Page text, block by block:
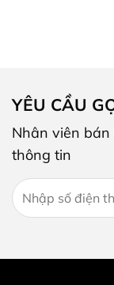
YÊU CẦU
Nhân viên
thông tin